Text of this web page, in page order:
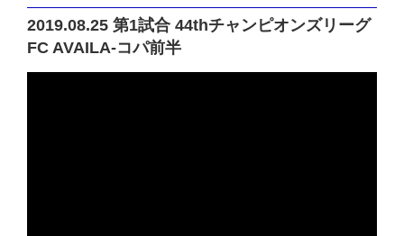
2019.08.25 第1試合 44thチャンピオンズリーグ
FC AVAILA-コパ前半